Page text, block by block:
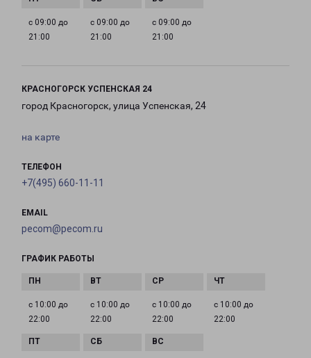
с 09:00 до
21:00
с 09:00 до
21:00
с 09:00 до
21:00
КРАСНОГОРСК УСПЕНСКАЯ 24
город Красногорск, улица Успенская, 24
на карте
ТЕЛЕФОН
+7(495) 660-11-11
EMAIL
pecom@pecom.ru
ГРАФИК РАБОТЫ
с 10:00 до
22:00
с 10:00 до
22:00
с 10:00 до
22:00
с 10:00 до
22:00